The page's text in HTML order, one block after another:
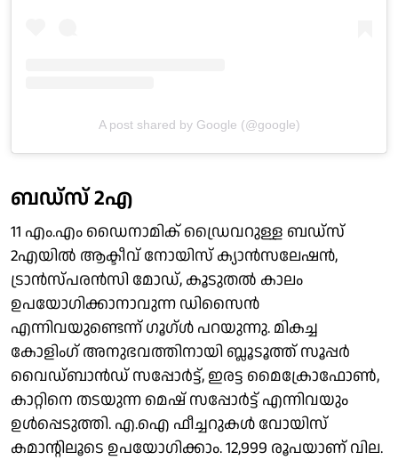
A post shared by Google (@google)
ബഡ്‌സ് 2എ
11 എം.എം ഡൈനാമിക് ഡ്രൈവറുള്ള ബഡ്‌സ്
2എയില്‍ ആക്ടീവ് നോയിസ് ക്യാന്‍സലേഷന്‍,
ട്രാന്‍സ്പരന്‍സി മോഡ്, കൂടുതല്‍ കാലം
ഉപയോഗിക്കാനാവുന്ന ഡിസൈന്‍
എന്നിവയുണ്ടെന്ന് ഗൂഗ്ള്‍ പറയുന്നു. മികച്ച
കോളിംഗ് അനുഭവത്തിനായി ബ്ലൂടൂത്ത് സൂപ്പര്‍
വൈഡ്ബാന്‍ഡ് സപ്പോര്‍ട്ട്, ഇരട്ട മൈക്രോഫോണ്‍,
കാറ്റിനെ തടയുന്ന മെഷ് സപ്പോര്‍ട്ട് എന്നിവയും
ഉള്‍പ്പെടുത്തി. എ.ഐ ഫീച്ചറുകള്‍ വോയിസ്
കമാന്റിലൂടെ ഉപയോഗിക്കാം. 12,999 രൂപയാണ് വില.